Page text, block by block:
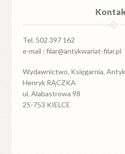
Tel. 502 397 162
e-mail : filar@antykwariat-filar.pl
Wydawnictwo, Księgarnia,
Henryk RĄCZKA
ul. Alabastrowa 98
25-753 KIELCE